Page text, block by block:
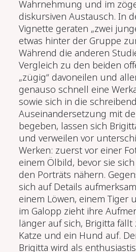
Wahrnehmung und im
diskursiven Austausch. In
Vignette geraten „zwei
etwas hinter der Gruppe
Während die anderen
Vergleich zu den beiden
„zügig“ davoneilen und
genauso schnell eine
sowie sich in die
Auseinandersetzung mit
begeben, lassen sich
und verweilen vor
Werken: zuerst vor einer
einem Ölbild, bevor sie
den Porträts nähern.
sich auf Details
einem Löwen, einem Tiger
im Galopp zieht ihre
länger auf sich, Brigitta fällt
Katze und ein Hund auf.
Brigitta wird als